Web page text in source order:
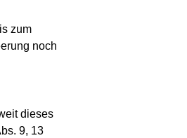
zum
noch
dieses
9, 13